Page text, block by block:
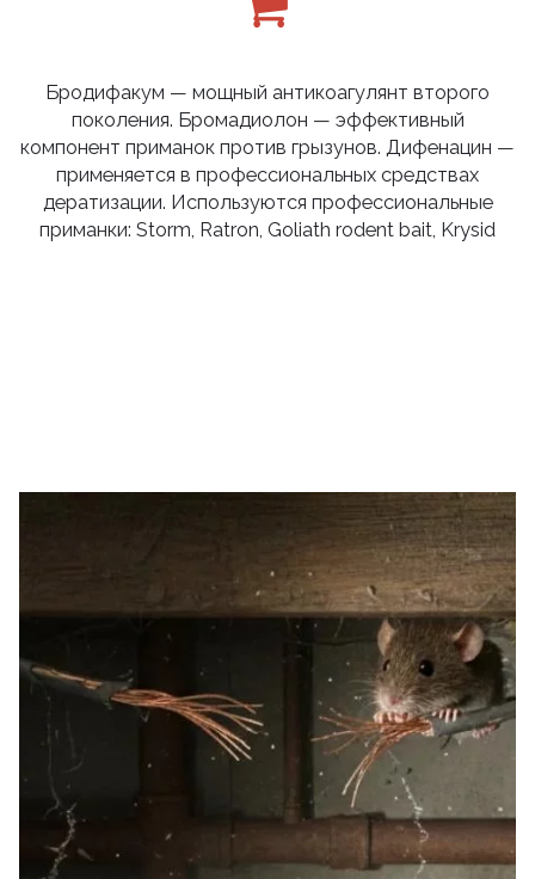
Бродифакум — мощный антикоагулянт второго
поколения. Бромадиолон — эффективный
компонент приманок против грызунов. Дифенацин —
применяется в профессиональных средствах
дератизации. Используются профессиональные
приманки: Storm, Ratron, Goliath rodent bait, Krysid